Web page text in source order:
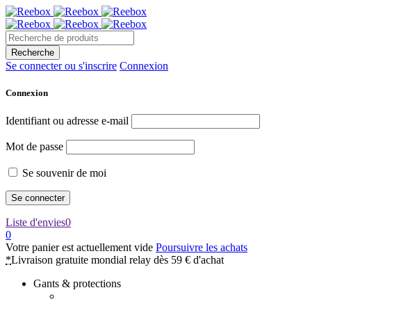
Se connecter ou s'inscrire Connexion
Connexion
Identifiant ou adresse e-mail
Mot de passe
Se souvenir de moi
Liste d'envies0
0
Votre panier est actuellement vide Poursuivre les achats
*Livraison gratuite mondial relay dès 59 € d'achat
Gants & protections